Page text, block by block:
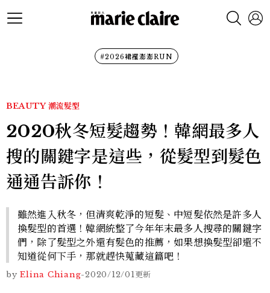
#2026裙襬澎澎RUN
BEAUTY 潮流髮型
2020秋冬短髮趨勢！韓網最多人
搜的關鍵字是這些，從髮型到髮色
通通告訴你！
雖然進入秋冬，但清爽乾淨的短髮、中短髮依然是許多人
換髮型的首選！韓網統整了今年年末最多人搜尋的關鍵字
們，除了髮型之外還有髮色的推薦，如果想換髮型卻還不
知道從何下手，那就趕快蒐藏這篇吧！
by Elina Chiang-2020/12/01更新